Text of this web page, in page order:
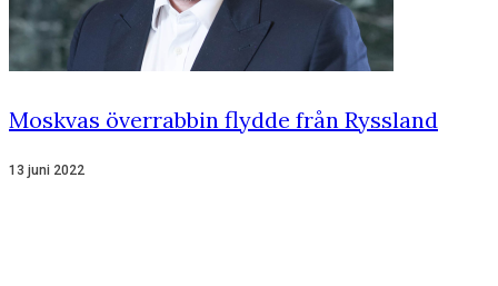
Moskvas överrabbin flydde från Ryssland
13 juni 2022